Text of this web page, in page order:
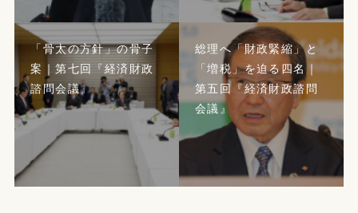
「骨太の方針」の骨子
案｜第七回『経済財政
諮問会議』
総理へ「財政緊縮」と
「増税」を迫る四名｜
第五回『経済財政諮問
会議』